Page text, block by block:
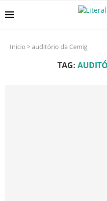
Início >auditório da Cemig
TAG: